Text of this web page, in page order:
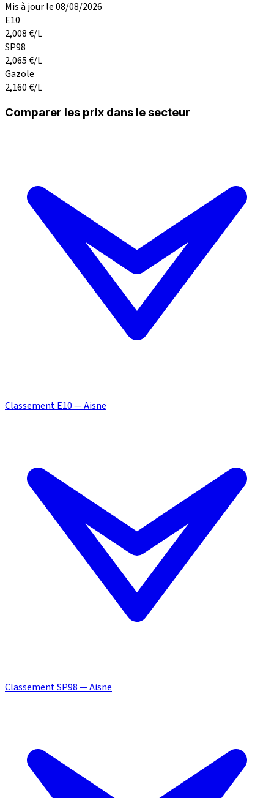
Mis à jour le 08/08/2026
E10
2,008€/L
SP98
2,065€/L
Gazole
2,160€/L
Comparer les prix dans le secteur
Classement E10 — Aisne
Classement SP98 — Aisne